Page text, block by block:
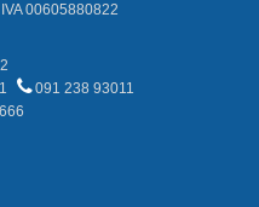
00605880822
091 238 93011